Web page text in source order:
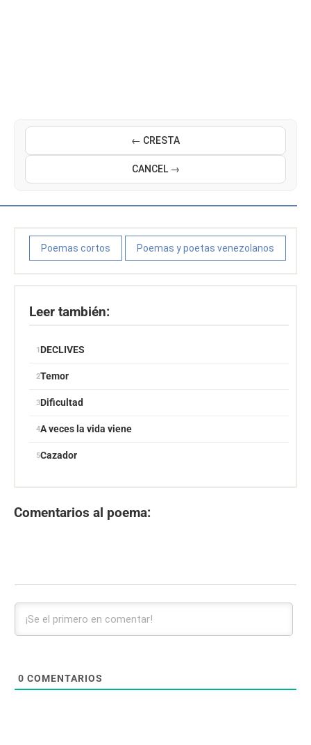
← CRESTA
CANCEL →
Poemas cortos Poemas y poetas venezolanos
Leer también:
DECLIVES
Temor
Dificultad
A veces la vida viene
Cazador
Comentarios al poema:
0 COMENTARIOS